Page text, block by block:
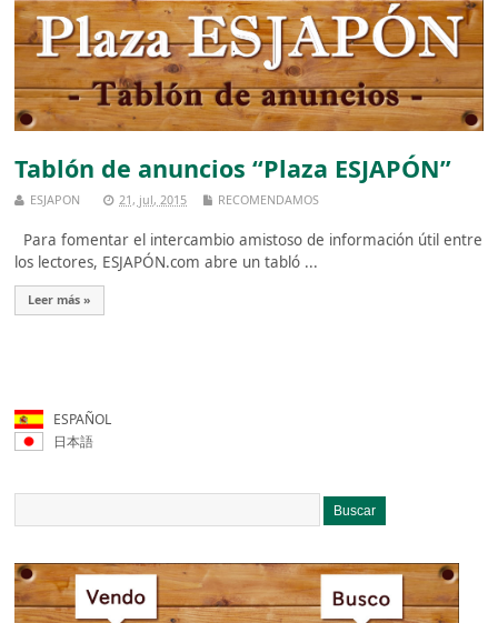
Tablón de anuncios “Plaza ESJAPÓN”
ESJAPON 21, jul, 2015 RECOMENDAMOS
Para fomentar el intercambio amistoso de información útil entre
los lectores, ESJAPÓN.com abre un tabló ...
Leer más »
ESPAÑOL
日本語